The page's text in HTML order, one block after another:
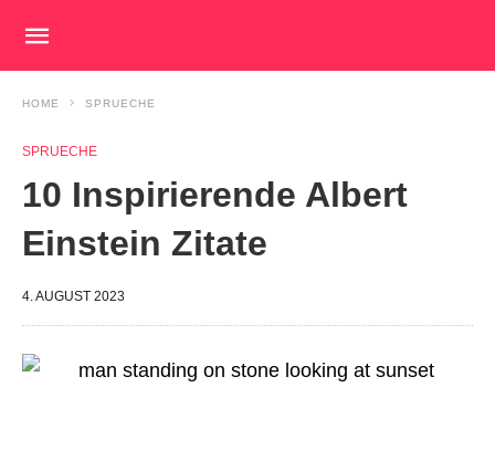
HOME SPRUECHE
SPRUECHE
10 Inspirierende Albert
Einstein Zitate
4. AUGUST 2023